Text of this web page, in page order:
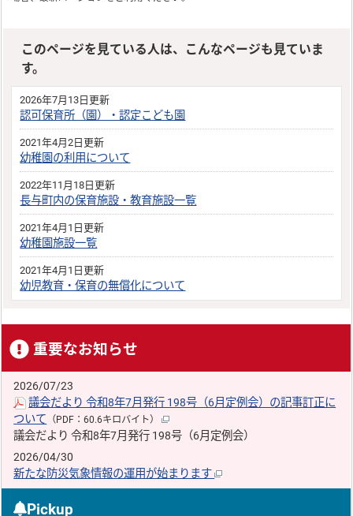
このページを見ている人は、こんなページも見ていま
す。
2026年7月13日更新
認可保育所（園）・認定こども園
2021年4月2日更新
幼稚園の利用について
2022年11月18日更新
長与町内の保育施設・教育施設一覧
2021年4月1日更新
幼稚園施設一覧
2021年4月1日更新
幼児教育・保育の無償化について
重要なお知らせ
2026/07/23
議会だより 令和8年7月発行 198号（6月定例会）の記事訂正に
ついて （PDF：60.6キロバイト）
議会だより 令和8年7月発行 198号（6月定例会）
2026/04/30
新たな防災気象情報の運用が始まります
Pickup